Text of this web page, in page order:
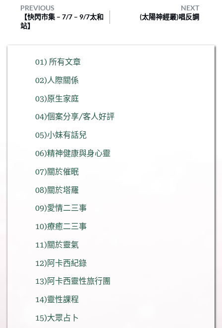
PREVIOUS
NEXT
【快閃市集 – 7/7 – 9/7太和
站】⠀
(太陽神經叢)唱反調
01) 所有文章
02)人際關係
03)原生家庭
04)個案分享/客人好評
05)小妹有話兒
06)精神健康與身心靈
07)關於催眠
08)關於塔羅
09)愛情二三事
10)療癒二三事
11)關於靈氣
12)阿卡西紀錄
13)阿卡西靈性旅行團
14)靈性課程
15)大眾占卜